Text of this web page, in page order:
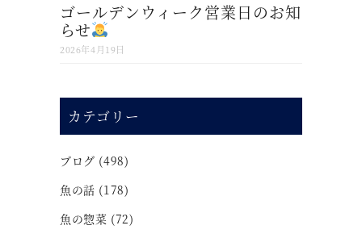
ゴールデンウィーク営業日のお知
らせ
2026年4月19日
カテゴリー
ブログ (498)
魚の話 (178)
魚の惣菜 (72)